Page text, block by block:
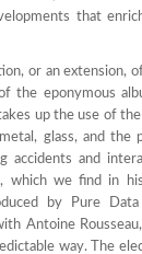
that
or an extension,
the eponymous
up the use of
glass, and the
accidents and
which we find in
by Pure
Antoine
way. The